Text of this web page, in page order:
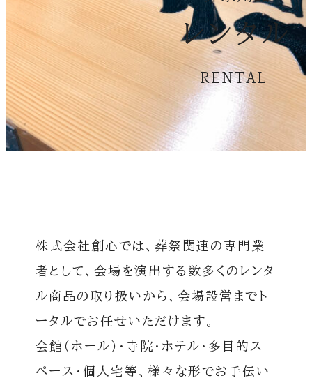
レンタル
RENTAL
株式会社創心では、葬祭関連の専門業
者として、会場を演出する数多くのレンタ
ル商品の取り扱いから、会場設営までト
ータルでお任せいただけます。
会館（ホール）・寺院・ホテル・多目的ス
ペース・個人宅等、様々な形でお手伝い